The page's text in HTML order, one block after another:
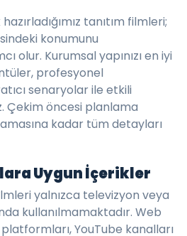
tanıtım filmleri;
konumunu
olur. Kurumsal yapınızı en iyi
profesyonel
senaryolar ile etkili
Çekim öncesi planlama
kadar tüm detayları
Uygun İçerikler
yalnızca televizyon veya
kullanılmamaktadır. Web
YouTube kanalları